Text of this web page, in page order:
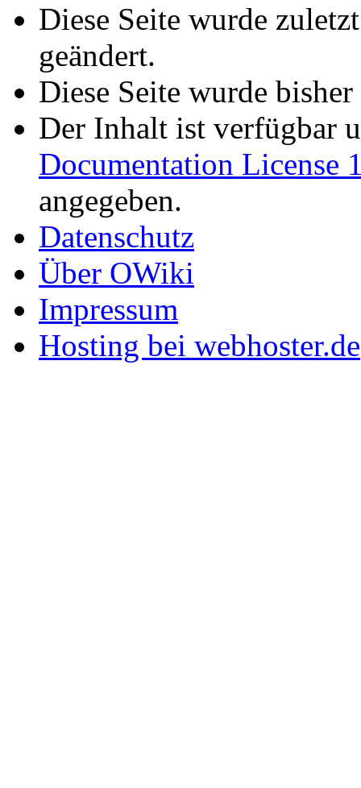
Diese Seite wurde
geändert.
Diese Seite wurde
Der Inhalt ist verfügbar
Documentation License
angegeben.
Datenschutz
Über OWiki
Impressum
Hosting bei webhoster.de